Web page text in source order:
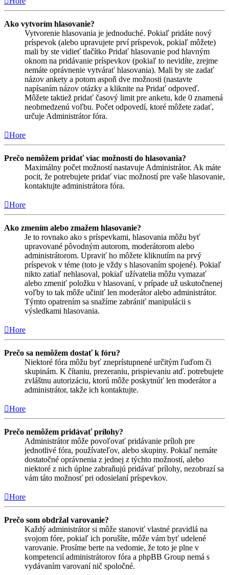
Ako vytvorím hlasovanie?
Vytvorenie hlasovania je jednoduché. Pokiaľ pridáte nový
príspevok (alebo upravujete prví príspevok, pokiaľ môžete)
mali by ste vidieť tlačítko Pridať hlasovanie pod hlavným
oknom na pridávanie príspevkov (pokiaľ to nevidíte, zrejme
nemáte oprávnenie vytvárať hlasovania). Mali by ste zadať
názov ankety a potom aspoň dve možnosti (nastavte
napísaním názov otázky a kliknite na Pridať odpoveď.
Môžete taktiež pridať časový limit pre anketu, kde 0 znamená
neobmedzenú voľbu. Počet odpovedí, ktoré môžete zadať,
určuje Administrátor fóra.
Hore
Prečo nemôžem pridať viac možností do hlasovania?
Maximálny počet možností nastavuje Administrátor. Ak máte
pocit, že potrebujete pridať viac možností pre vaše hlasovanie,
kontaktujte administrátora fóra.
Hore
Ako zmením alebo zmažem hlasovanie?
Je to rovnako ako s príspevkami, hlasovania môžu byť
upravované pôvodným autorom, moderátorom alebo
administrátorom. Upraviť ho môžete kliknutím na prvý
príspevok v téme (toto je vždy s hlasovaním spojené). Pokiaľ
nikto zatiaľ nehlasoval, pokiaľ užívatelia môžu vymazať
alebo zmeniť položku v hlasovaní, v prípade už uskutočnenej
voľby to tak môže učiniť len moderátor alebo administrátor.
Týmto opatrením sa snažíme zabrániť manipulácii s
výsledkami hlasovania.
Hore
Prečo sa nemôžem dostať k fóru?
Niektoré fóra môžu byť zneprístupnené určitým ľuďom či
skupinám. K čítaniu, prezeraniu, prispievaniu atď. potrebujete
zvláštnu autorizáciu, ktorú môže poskytnúť len moderátor a
administrátor, takže ich kontaktujte.
Hore
Prečo nemôžem pridávať prílohy?
Administrátor môže povoľovať pridávanie príloh pre
jednotlivé fóra, používateľov, alebo skupiny. Pokiaľ nemáte
dostatočné oprávnenia z jednej z týchto možností, alebo
niektoré z nich úplne zabraňujú pridávať prílohy, nezobrazí sa
vám táto možnosť pri odosielaní príspevkov.
Hore
Prečo som obdržal varovanie?
Každý administrátor si môže stanoviť vlastné pravidlá na
svojom fóre, pokiaľ ich porušíte, môže vám byť udelené
varovanie. Prosíme berte na vedomie, že toto je plne v
kompetencií administrátorov fóra a phpBB Group nemá s
vydávaním varovaní nič spoločné.